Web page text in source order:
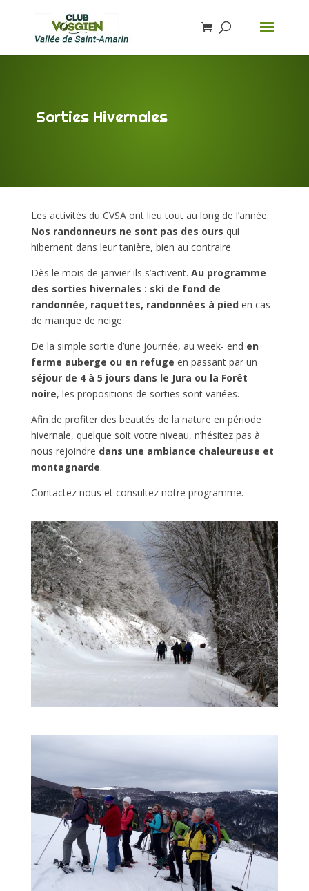
Sorties Hivernales
Les activités du CVSA ont lieu tout au long de l’année.
Nos randonneurs ne sont pas des ours qui
hibernent dans leur tanière, bien au contraire.
Dès le mois de janvier ils s’activent. Au programme
des sorties hivernales : ski de fond de
randonnée, raquettes, randonnées à pieden cas
de manque de neige.
De la simple sortie d’une journée, au week- end en
ferme auberge ou en refuge en passant par un
séjour de 4 à 5 jours dans le Jura ou la Forêt
noire, les propositions de sorties sont variées.
Afin de profiter des beautés de la nature en période
hivernale, quelque soit votre niveau, n’hésitez pas à
nous rejoindre dans une ambiance chaleureuse et
montagnarde.
Contactez nous et consultez notre programme.